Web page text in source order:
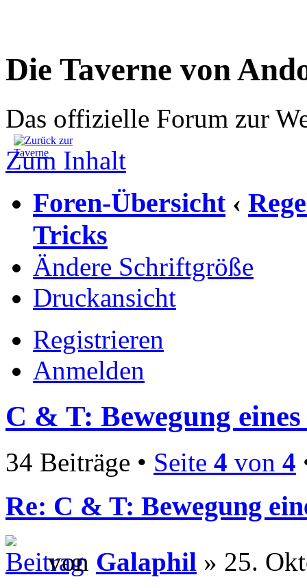
Die Taverne von
Das offizielle Forum zur
Zum Inhalt
Foren-Übersicht ‹
Tricks
Ändere Schriftgröße
Druckansicht
Registrieren
Anmelden
C & T: Bewegung
34 Beiträge • Seite 4 von 4
Re: C & T: Bewegung
von Galaphil » 25.